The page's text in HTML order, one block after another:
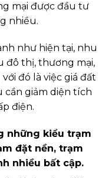
mại được đầu tư
nhiều.
như hiện tại, nhu
đô thị, thương mại,
đó là việc giá đất
cần giảm diện tích
điện.
những kiểu trạm
đặt nền, trạm
nhiều bất cập.